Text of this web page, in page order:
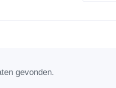
gevonden.